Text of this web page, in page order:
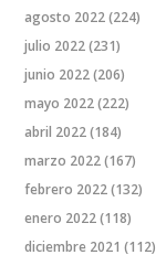
agosto 2022(224)
julio 2022(231)
junio 2022(206)
mayo 2022(222)
abril 2022(184)
marzo 2022(167)
febrero 2022(132)
enero 2022(118)
diciembre 2021 (112)